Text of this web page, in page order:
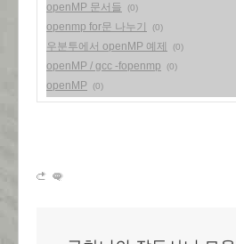
openMP 문서들 (0)
openmp for문 나누기 (0)
우분투에서 openMP 예제 (0)
openMP / gcc -fopenmp (0)
openMP (0)